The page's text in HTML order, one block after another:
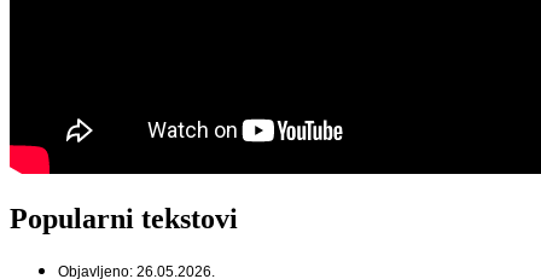
Popularni tekstovi
Objavljeno: 26.05.2026.